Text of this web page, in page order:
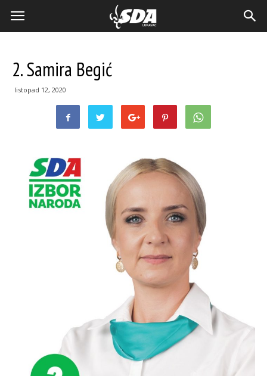
2. Samira Begić
listopad 12, 2020